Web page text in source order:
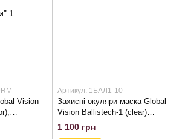
Vision
Артикул: 1БАЛ1-10
Захисні окуляри-маска Global
Vision Ballistech-1 (clear)
(insert)
1 100 грн